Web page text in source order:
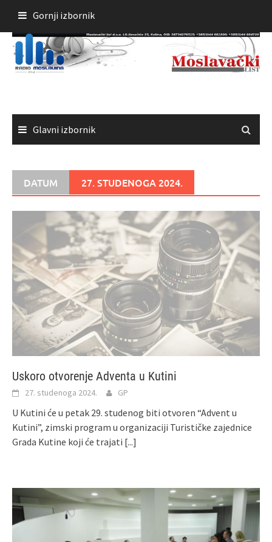
sadržaja
Gornji izbornik
Glavni izbornik
DATUM 27. STUDENOGA 2024.
Uskoro otvorenje Adventa u Kutini
27. studenoga 2024. GP
U Kutini će u petak 29. studenog biti otvoren “Advent u
Kutini”, zimski program u organizaciji Turističke zajednice
Grada Kutine koji će trajati [...]